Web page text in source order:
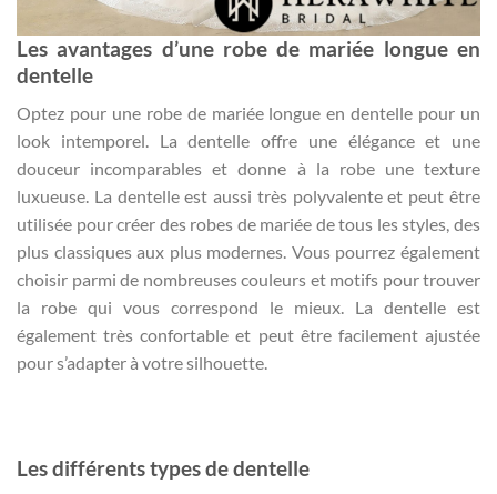
Les avantages d’une robe de mariée longue en
dentelle
Optez pour une robe de mariée longue en dentelle pour un
look intemporel. La dentelle offre une élégance et une
douceur incomparables et donne à la robe une texture
luxueuse. La dentelle est aussi très polyvalente et peut être
utilisée pour créer des robes de mariée de tous les styles, des
plus classiques aux plus modernes. Vous pourrez également
choisir parmi de nombreuses couleurs et motifs pour trouver
la robe qui vous correspond le mieux. La dentelle est
également très confortable et peut être facilement ajustée
pour s’adapter à votre silhouette.
Les différents types de dentelle